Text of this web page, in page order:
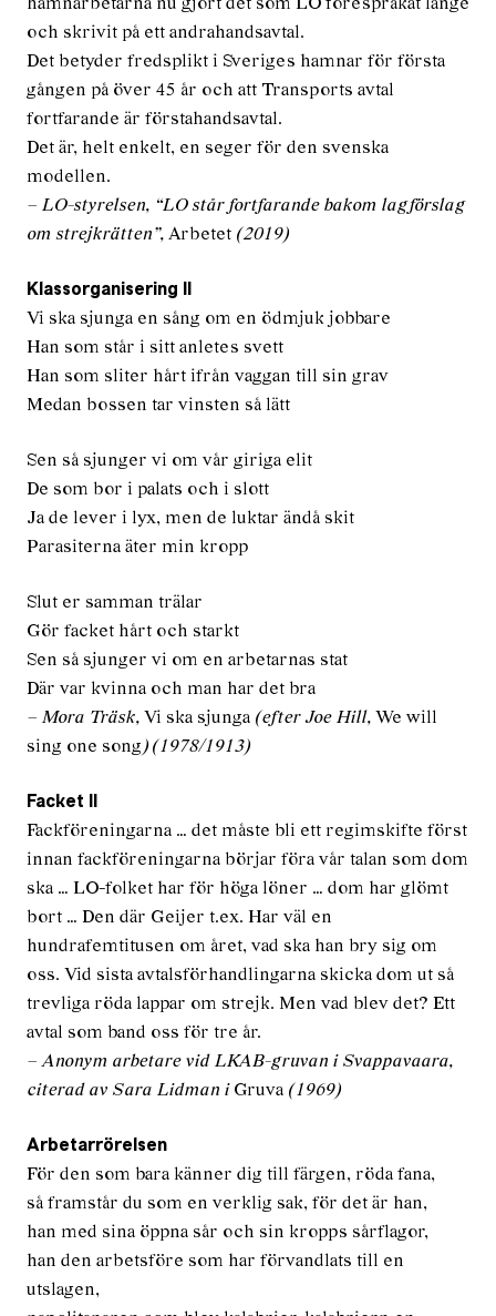
hamnarbetarna nu gjort det som LO förespråkat länge
och skrivit på ett andrahandsavtal.
Det betyder fredsplikt i Sveriges hamnar för första
gången på över 45 år och att Transports avtal
fortfarande är förstahandsavtal.
Det är, helt enkelt, en seger för den svenska
modellen.
– LO-styrelsen, “LO står fortfarande bakom lagförslag
om strejkrätten”, Arbetet (2019)
Klassorganisering II
Vi ska sjunga en sång om en ödmjuk jobbare
Han som står i sitt anletes svett
Han som sliter hårt ifrån vaggan till sin grav
Medan bossen tar vinsten så lätt
Sen så sjunger vi om vår giriga elit
De som bor i palats och i slott
Ja de lever i lyx, men de luktar ändå skit
Parasiterna äter min kropp
Slut er samman trälar
Gör facket hårt och starkt
Sen så sjunger vi om en arbetarnas stat
Där var kvinna och man har det bra
– Mora Träsk, Vi ska sjunga (efter Joe Hill, We will
sing one song) (1978/1913)
Facket II
Fackföreningarna … det måste bli ett regimskifte först
innan fackföreningarna börjar föra vår talan som dom
ska … LO-folket har för höga löner … dom har glömt
bort … Den där Geijer t.ex. Har väl en
hundrafemtitusen om året, vad ska han bry sig om
oss. Vid sista avtalsförhandlingarna skicka dom ut så
trevliga röda lappar om strejk. Men vad blev det? Ett
avtal som band oss för tre år.
– Anonym arbetare vid LKAB-gruvan i Svappavaara,
citerad av Sara Lidman i Gruva (1969)
Arbetarrörelsen
För den som bara känner dig till färgen, röda fana,
så framstår du som en verklig sak, för det är han,
han med sina öppna sår och sin kropps sårflagor,
han den arbetsföre som har förvandlats till en
utslagen,